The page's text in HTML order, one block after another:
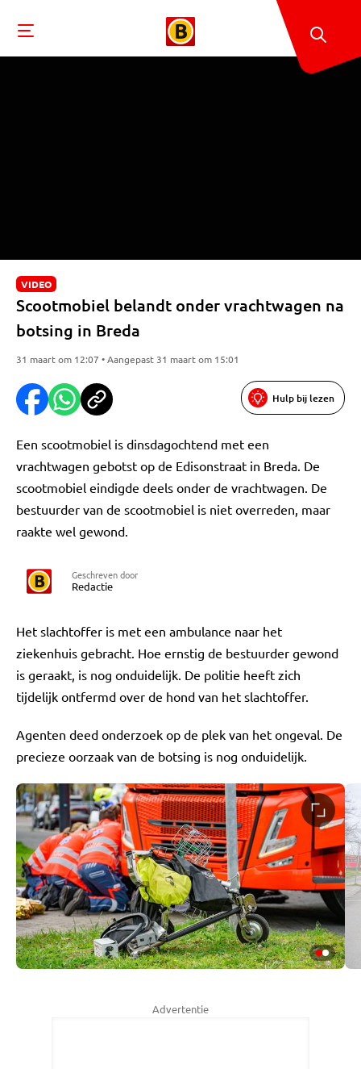
VIDEO
Scootmobiel belandt onder vrachtwagen na
botsing in Breda
31 maart om 12:07 • Aangepast 31 maart om 15:01
Hulp bij lezen
Een scootmobiel is dinsdagochtend met een
vrachtwagen gebotst op de Edisonstraat in Breda. De
scootmobiel eindigde deels onder de vrachtwagen. De
bestuurder van de scootmobiel is niet overreden, maar
raakte wel gewond.
Geschreven door
Redactie
Het slachtoffer is met een ambulance naar het
ziekenhuis gebracht. Hoe ernstig de bestuurder gewond
is geraakt, is nog onduidelijk. De politie heeft zich
tijdelijk ontfermd over de hond van het slachtoffer.
Agenten deed onderzoek op de plek van het ongeval. De
precieze oorzaak van de botsing is nog onduidelijk.
Advertentie